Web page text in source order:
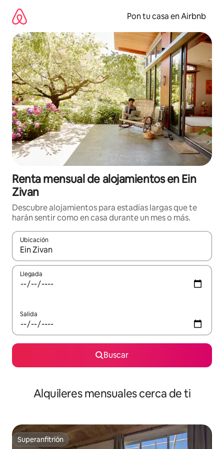
contenido
Pon tu casa en Airbnb
Renta mensual de alojamientos en Ein
Zivan
Descubre alojamientos para estadías largas que te
harán sentir como en casa durante un mes o más.
Ubicación
Cuando los resultados estén disponibles, navega con las
Llegada
Salida
Buscar
Alquileres mensuales cerca de ti
Superanfitrión
Superanfitrión